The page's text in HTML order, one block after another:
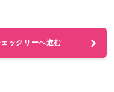
ックリーへ進む